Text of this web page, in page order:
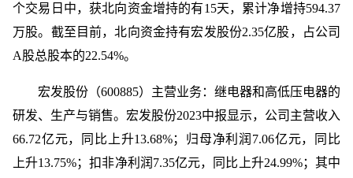
个交易日中，获北向资金增持的有15天，累计净增持594.37
万股。截至目前，北向资金持有宏发股份2.35亿股，占公司
A股总股本的22.54%。
宏发股份（600885）主营业务：继电器和高低压电器的
研发、生产与销售。宏发股份2023中报显示，公司主营收入
66.72亿元，同比上升13.68%；归母净利润7.06亿元，同比
上升13.75%；扣非净利润7.35亿元，同比上升24.99%；其中